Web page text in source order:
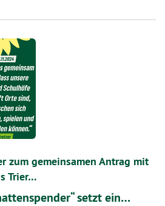
zum gemeinsamen Antrag mit
Trier…
setzt ein…